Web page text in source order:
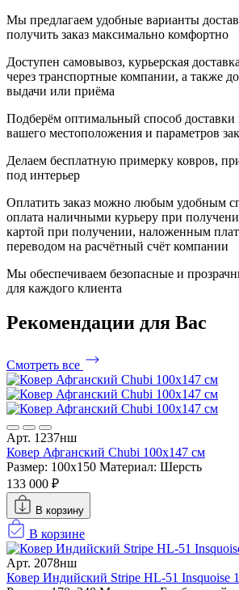
Мы предлагаем удобные варианты
получить заказ максимально комфортно
Доступен самовывоз, курьерская
через транспортные компании, а также
выдачи или приёма
Подберём оптимальный способ доставки
вашего местоположения и параметров
Делаем бесплатную примерку ковров,
под интерьер
Оплатить заказ можно любым удобным
оплата наличными курьеру при
картой при получении, наложенным
переводом на расчётный счёт компании
Мы обеспечиваем безопасные и
для каждого клиента
Рекомендации для Вас
Смотреть все
Арт. 1237нш
Ковер Афганский Chubi 100x147 см
Размер: 100x150 Материал: Шерсть
133 000 ₽
В корзину
В корзине
Арт. 2078нш
Ковер Индийский Stripe HL-51 Insquoise